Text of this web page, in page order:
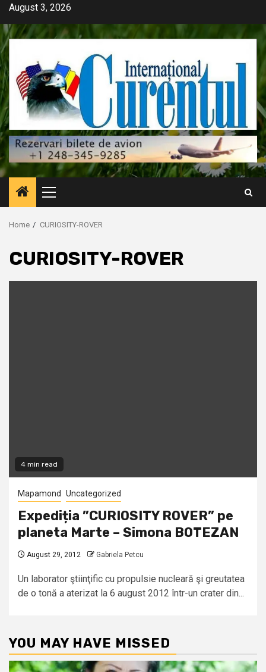
Skip
content
August 3, 2026
Primary
Menu
Home CURIOSITY-ROVER
CURIOSITY-ROVER
4 min read
Mapamond Uncategorized
Expediția ”CURIOSITY ROVER” pe
planeta Marte – Simona BOTEZAN
August 29, 2012 Gabriela Petcu
Un laborator ştiinţific cu propulsie nucleară şi greutatea
de o tonă a aterizat la 6 august 2012 într-un crater din...
YOU MAY HAVE MISSED